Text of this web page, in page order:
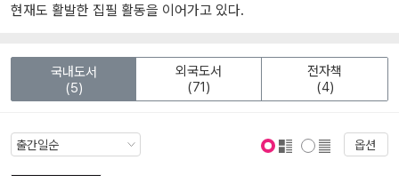
현재도 활발한 집필 활동을 이어가고 있다.
국내도서
(5)
외국도서
(71)
전자책
(4)
옵션